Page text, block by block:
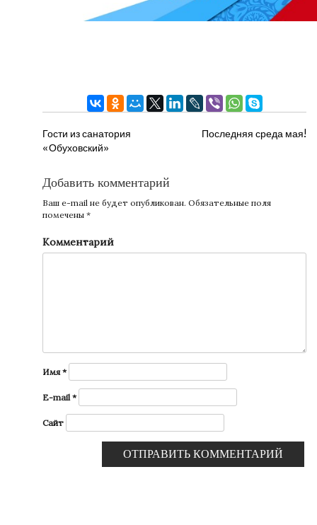
НАВИГАЦИЯ
ПО
ЗАПИСЯМ
Гости из санатория
«Обуховский»
Последняя среда мая!
Добавить комментарий
Ваш e-mail не будет опубликован. Обязательные поля
помечены *
Комментарий
Имя*
E-mail *
Сайт